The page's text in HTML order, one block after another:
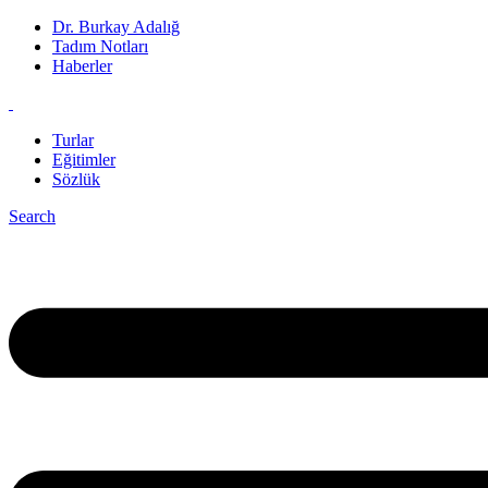
Dr. Burkay Adalığ
Tadım Notları
Haberler
Turlar
Eğitimler
Sözlük
Search